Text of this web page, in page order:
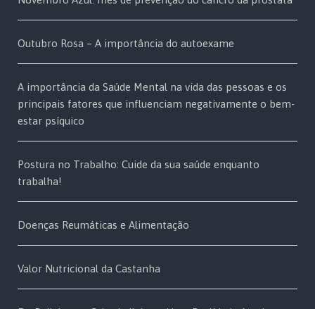
Outubro Rosa – A importância do autoexame
A importância da Saúde Mental na vida das pessoas e os
principais fatores que influenciam negativamente o bem-
estar psíquico
Postura no Trabalho: Cuide da sua saúde enquanto
trabalha!
Doenças Reumáticas e Alimentação
Valor Nutricional da Castanha